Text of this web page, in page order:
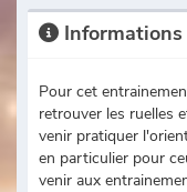
Informations
Pour cet
retrouver les ruelles
venir pratiquer
en particulier pour
venir aux